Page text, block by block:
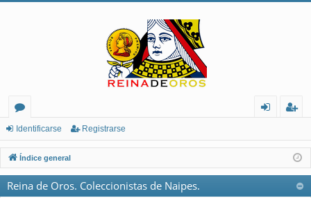
or
os
nt
ifi
ist
ra
Identificarse Registrarse
Índice general
Reina de Oros. Coleccionistas de Naipes.